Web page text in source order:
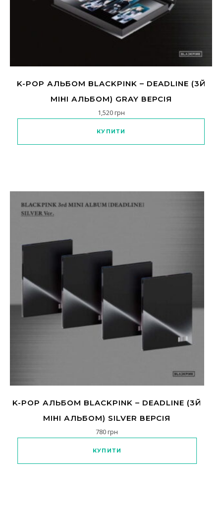
K-POP АЛЬБОМ BLACKPINK – DEADLINE (3Й
МІНІ АЛЬБОМ) GRAY ВЕРСІЯ
1,520грн
КУПИТИ
K-POP АЛЬБОМ BLACKPINK – DEADLINE (3Й
МІНІ АЛЬБОМ) SILVER ВЕРСІЯ
780грн
КУПИТИ